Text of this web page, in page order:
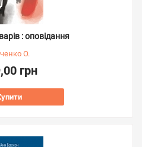
: оповідання
О.
грн